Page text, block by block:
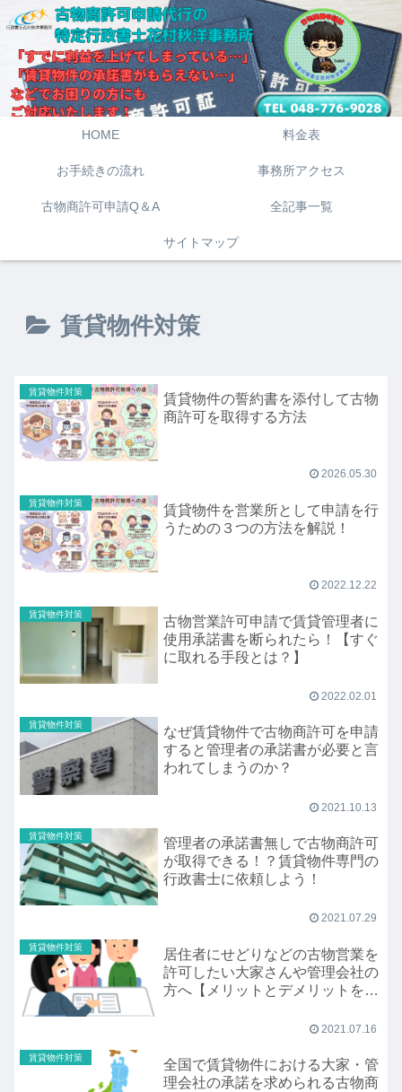
HOME 料金表
お手続きの流れ 事務所アクセス
古物商許可申請Q＆A 全記事一覧
サイトマップ
賃貸物件対策
賃貸物件対策
賃貸物件の誓約書を添付して古物
商許可を取得する方法
2026.05.30
賃貸物件対策
賃貸物件を営業所として申請を行
うための３つの方法を解説！
2022.12.22
賃貸物件対策
古物営業許可申請で賃貸管理者に
使用承諾書を断られたら！【すぐ
に取れる手段とは？】
2022.02.01
賃貸物件対策
なぜ賃貸物件で古物商許可を申請
すると管理者の承諾書が必要と言
われてしまうのか？
2021.10.13
賃貸物件対策
管理者の承諾書無しで古物商許可
が取得できる！？賃貸物件専門の
行政書士に依頼しよう！
2021.07.29
賃貸物件対策
居住者にせどりなどの古物営業を
許可したい大家さんや管理会社の
方へ【メリットとデメリットを解
2021.07.16
賃貸物件対策
全国で賃貸物件における大家・管
理会社の承諾を求められる古物商